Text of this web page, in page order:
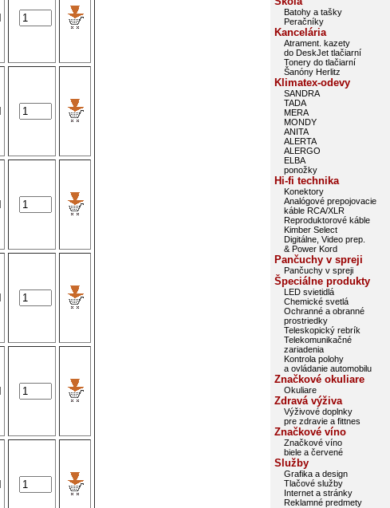
Batohy a tašky
Peračníky
Kancelária
Atrament. kazety
do DeskJet tlačiarní
Tonery do tlačiarní
Šanóny Herlitz
Klimatex-odevy
SANDRA
TADA
MERA
MONDY
ANITA
ALERTA
ALERGO
ELBA
ponožky
Hi-fi technika
Konektory
Analógové prepojovacie
káble RCA/XLR
Reproduktorové káble
Kimber Select
Digitálne, Video prep.
& Power Kord
Pančuchy v spreji
Pančuchy v spreji
Špeciálne produkty
LED svietidlá
Chemické svetlá
Ochranné a obranné
prostriedky
Teleskopický rebrík
Telekomunikačné
zariadenia
Kontrola polohy
a ovládanie automobilu
Značkové okuliare
Okuliare
Zdravá výživa
Výživové doplnky
pre zdravie a fittnes
Značkové víno
Značkové víno
biele a červené
Služby
Grafika a design
Tlačové služby
Internet a stránky
Reklamné predmety